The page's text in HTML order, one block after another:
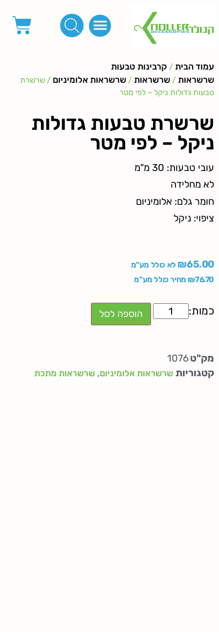
עמוד הבית / קרבינות טבעות
שרשראות / שרשראות / שרשראות אלומיניום / שרשרת
טבעות גדולות ניקל – לפי מטר
שרשרת טבעות גדולות
ניקל – לפי מטר
עובי טבעות: 30 מ"מ
לא מחלידה
חומר גלם: אלומיניום
ציפוי: ניקל
₪65.00
לא כולל מע"מ
₪76.70 מחיר כולל מע"מ
הוספה לסל
מק"ט1076
קטגוריות שרשראות אלומיניום, שרשראות מתכת